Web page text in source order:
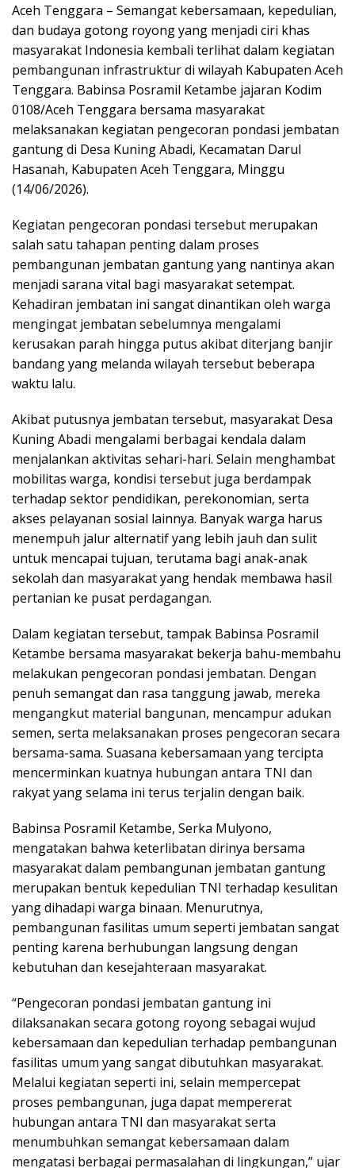
Aceh Tenggara – Semangat kebersamaan, kepedulian,
dan budaya gotong royong yang menjadi ciri khas
masyarakat Indonesia kembali terlihat dalam kegiatan
pembangunan infrastruktur di wilayah Kabupaten Aceh
Tenggara. Babinsa Posramil Ketambe jajaran Kodim
0108/Aceh Tenggara bersama masyarakat
melaksanakan kegiatan pengecoran pondasi jembatan
gantung di Desa Kuning Abadi, Kecamatan Darul
Hasanah, Kabupaten Aceh Tenggara, Minggu
(14/06/2026).
Kegiatan pengecoran pondasi tersebut merupakan
salah satu tahapan penting dalam proses
pembangunan jembatan gantung yang nantinya akan
menjadi sarana vital bagi masyarakat setempat.
Kehadiran jembatan ini sangat dinantikan oleh warga
mengingat jembatan sebelumnya mengalami
kerusakan parah hingga putus akibat diterjang banjir
bandang yang melanda wilayah tersebut beberapa
waktu lalu.
Akibat putusnya jembatan tersebut, masyarakat Desa
Kuning Abadi mengalami berbagai kendala dalam
menjalankan aktivitas sehari-hari. Selain menghambat
mobilitas warga, kondisi tersebut juga berdampak
terhadap sektor pendidikan, perekonomian, serta
akses pelayanan sosial lainnya. Banyak warga harus
menempuh jalur alternatif yang lebih jauh dan sulit
untuk mencapai tujuan, terutama bagi anak-anak
sekolah dan masyarakat yang hendak membawa hasil
pertanian ke pusat perdagangan.
Dalam kegiatan tersebut, tampak Babinsa Posramil
Ketambe bersama masyarakat bekerja bahu-membahu
melakukan pengecoran pondasi jembatan. Dengan
penuh semangat dan rasa tanggung jawab, mereka
mengangkut material bangunan, mencampur adukan
semen, serta melaksanakan proses pengecoran secara
bersama-sama. Suasana kebersamaan yang tercipta
mencerminkan kuatnya hubungan antara TNI dan
rakyat yang selama ini terus terjalin dengan baik.
Babinsa Posramil Ketambe, Serka Mulyono,
mengatakan bahwa keterlibatan dirinya bersama
masyarakat dalam pembangunan jembatan gantung
merupakan bentuk kepedulian TNI terhadap kesulitan
yang dihadapi warga binaan. Menurutnya,
pembangunan fasilitas umum seperti jembatan sangat
penting karena berhubungan langsung dengan
kebutuhan dan kesejahteraan masyarakat.
“Pengecoran pondasi jembatan gantung ini
dilaksanakan secara gotong royong sebagai wujud
kebersamaan dan kepedulian terhadap pembangunan
fasilitas umum yang sangat dibutuhkan masyarakat.
Melalui kegiatan seperti ini, selain mempercepat
proses pembangunan, juga dapat mempererat
hubungan antara TNI dan masyarakat serta
menumbuhkan semangat kebersamaan dalam
mengatasi berbagai permasalahan di lingkungan,” ujar